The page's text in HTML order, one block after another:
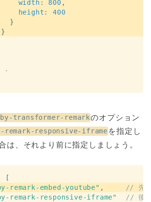
width : 800 ,
height :
400
}
}
transformer-remarkのオプション
remark-responsive-iframe を指定し
は、それより前に指定しましょう。
[
remark-embed-youtube" ,
// 先
remark-responsive-iframe"
// 後